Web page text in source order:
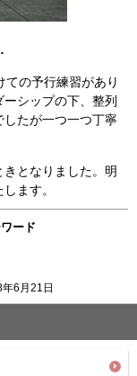
の予行練習があり
シップの下、整列
たが一つ一つ丁寧
となりました。明
ます。
ード
6月21日